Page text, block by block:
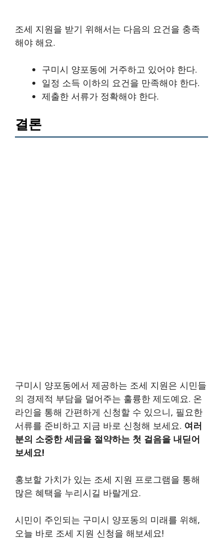
조세 지원을 받기 위해서는 다음의 요건을 충족
해야 해요.
구미시 양포동에 거주하고 있어야 한다.
일정 소득 이하의 요건을 만족해야 한다.
제출한 서류가 정확해야 한다.
결론
구미시 양포동에서 제공하는 조세 지원은 시민들
의 경제적 부담을 덜어주는 훌륭한 제도예요. 온
라인을 통해 간편하게 신청할 수 있으니, 필요한
서류를 준비하고 지금 바로 신청해 보세요. 여러
분의 소중한 세금을 절약하는 첫 걸음을 내딛어
보세요!
홍보할 가치가 있는 조세 지원 프로그램을 통해
많은 혜택을 누리시길 바랄게요.
시민이 주인되는 구미시 양포동의 미래를 위해,
오늘 바로 조세 지원 신청을 해보세요!